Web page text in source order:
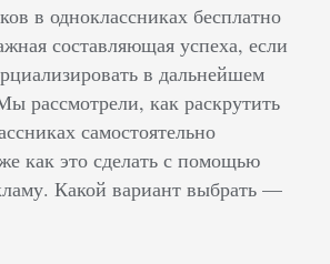
в одноклассниках бесплатно
составляющая успеха, если
в дальнейшем
рассмотрели, как раскрутить
самостоятельно
как это сделать с помощью
Какой вариант выбрать —